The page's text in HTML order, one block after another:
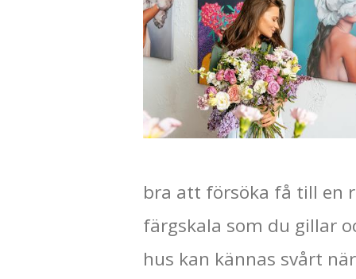
bra att försöka få till en
färgskala som du gillar
hus kan kännas svårt